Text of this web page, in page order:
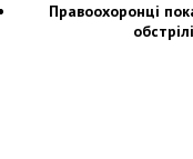
Правоохоронці